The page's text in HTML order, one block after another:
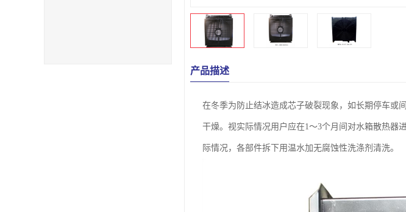
产品描述
在冬季为防止结冰造成芯子破裂现象，如长期停车或
干燥。视实际情况用户应在1～3个月间对水箱散热器
际情况，各部件拆下用温水加无腐蚀性洗涤剂清洗。